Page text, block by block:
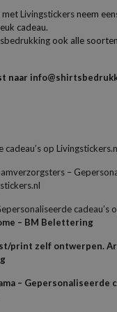
met Livingstickersneem
cadeau.
ook alle
naar
cadeau’s op
–
cadeau’s
– BM Belettering
print zelf ontwerpen.
– Gepersonaliseerde